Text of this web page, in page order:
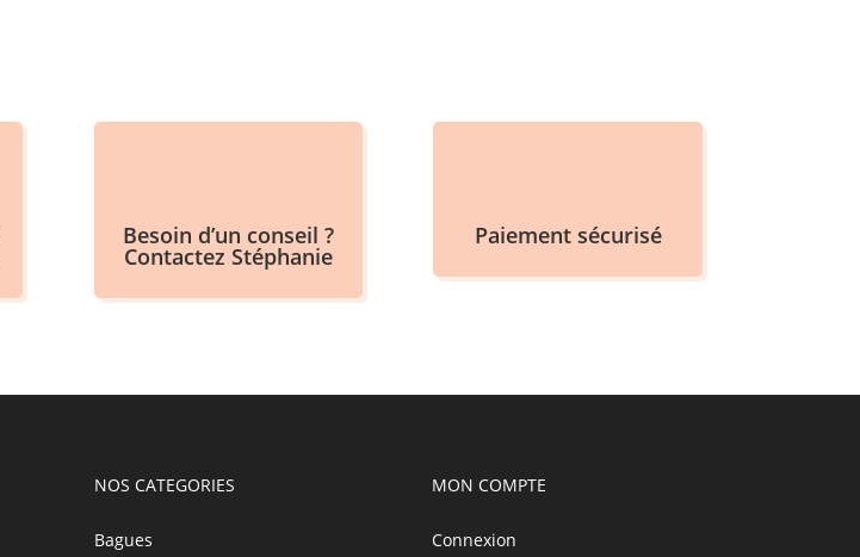
Besoin d’un conseil ?
Contactez Stéphanie
Paiement sécurisé
NOS CATEGORIES
Bagues
MON COMPTE
Connexion